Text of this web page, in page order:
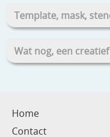
Template, mask,
Wat nog, een
Home
Contact